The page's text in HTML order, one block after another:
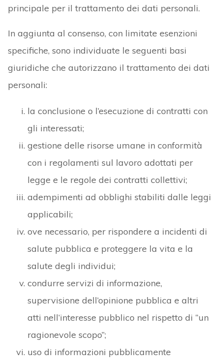
principale per il trattamento dei dati personali.
In aggiunta al consenso, con limitate esenzioni
specifiche, sono individuate le seguenti basi
giuridiche che autorizzano il trattamento dei dati
personali:
la conclusione o l’esecuzione di contratti con
gli interessati;
gestione delle risorse umane in conformità
con i regolamenti sul lavoro adottati per
legge e le regole dei contratti collettivi;
adempimenti ad obblighi stabiliti dalle leggi
applicabili;
ove necessario, per rispondere a incidenti di
salute pubblica e proteggere la vita e la
salute degli individui;
condurre servizi di informazione,
supervisione dell’opinione pubblica e altri
atti nell’interesse pubblico nel rispetto di “un
ragionevole scopo”;
uso di informazioni pubblicamente